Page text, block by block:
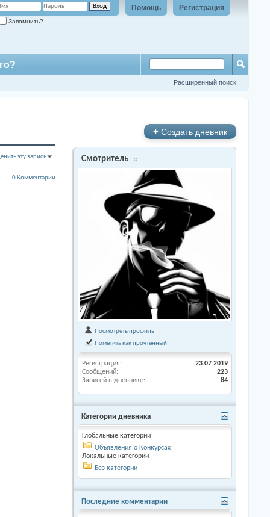
Регистрация
Помощь
Запомнить?
Расширенный поиск
эту запись
0 Комментарии
+ Создать дневник
Смотритель
Посмотреть профиль
Пометить как прочтённый
Регистрация
23.07.2019
Сообщений
223
Записей в дневнике
84
Категории дневника
Глобальные категории
Объявления о Конкурсах
Локальные категории
Без категории
Последние комментарии